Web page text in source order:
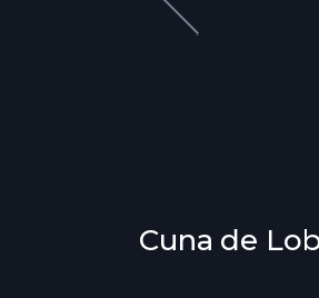
Cuna de